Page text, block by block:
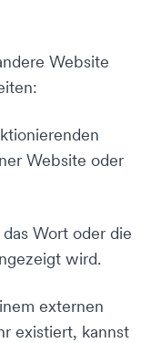
Website
Website oder
Wort oder die
wird.
externen
existiert, kannst